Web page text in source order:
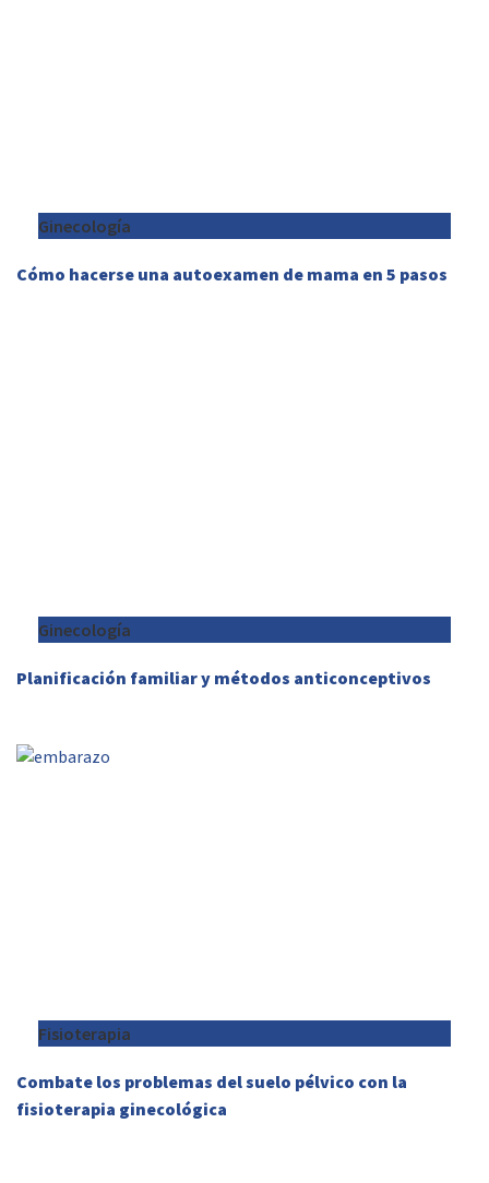
Ginecología
Cómo hacerse una autoexamen de mama en 5 pasos
Ginecología
Planificación familiar y métodos anticonceptivos
Fisioterapia
Combate los problemas del suelo pélvico con la
fisioterapia ginecológica